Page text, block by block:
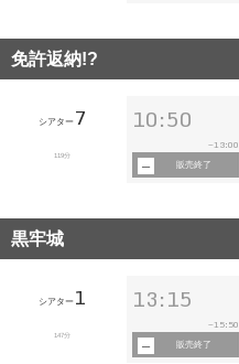
免許返納!?
シアター 7
119分
10:50
~13:00
販売終了
黒牢城
シアター 1
147分
13:15
~15:50
販売終了